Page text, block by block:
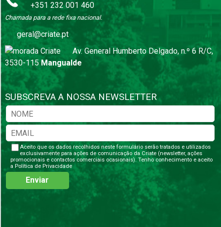
+351 232 001 460
Chamada para a rede fixa nacional.
geral@criate.pt
Av. General Humberto Delgado, n.º 6 R/C,
3530-115Mangualde
SUBSCREVA A NOSSA NEWSLETTER
Aceito que os dados recolhidos neste formulário serão tratados e utilizados
exclusivamente para ações de comunicação da Criate (newsletter, ações
promocionais e contactos comerciais ocasionais). Tenho conhecimento e aceito
a Política de Privacidade